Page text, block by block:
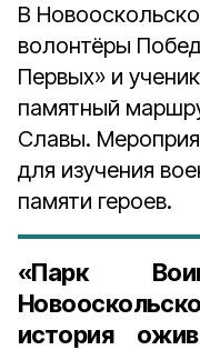
В
волонтёры
Первых» и
памятный
Славы.
для изучения
памяти героев.
«Парк
история